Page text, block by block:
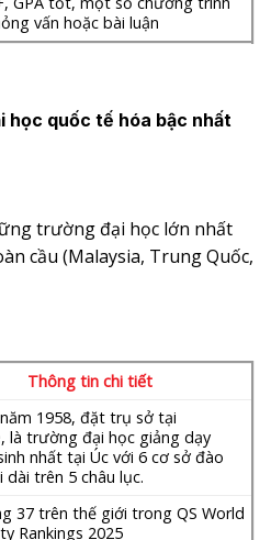
vấn hoặc bài luận
học quốc tế hóa bậc nhất
trường đại học lớn nhất
cầu (Malaysia, Trung Quốc,
Thông tin chi tiết
1958, đặt trụ sở tại
là trường đại học giảng dạy
nhất tại Úc với 6 cơ sở đào
trên 5 châu lục.
37 trên thế giới trong QS World
Rankings 2025